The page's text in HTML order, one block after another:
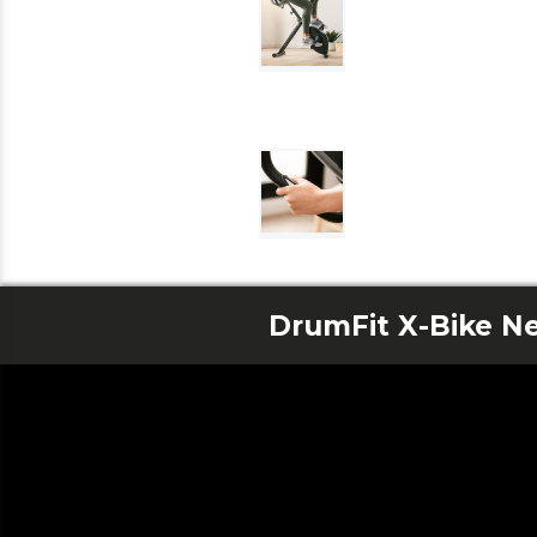
DrumFit X-Bike